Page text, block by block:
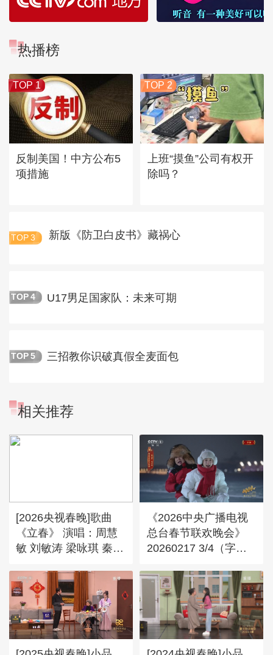
热播榜
TOP 1
反制美国！中方公布5
项措施
TOP 2
上班“摸鱼”公司有权开
除吗？
TOP 3 新版《防卫白皮书》藏祸心
TOP 4 U17男足国家队：未来可期
TOP 5 三招教你识破真假全麦面包
相关推荐
[2026央视春晚]歌曲
《立春》 演唱：周慧
敏 刘敏涛 梁咏琪 秦海
《2026中央广播电视
总台春节联欢晚会》
20260217 3/4（字幕